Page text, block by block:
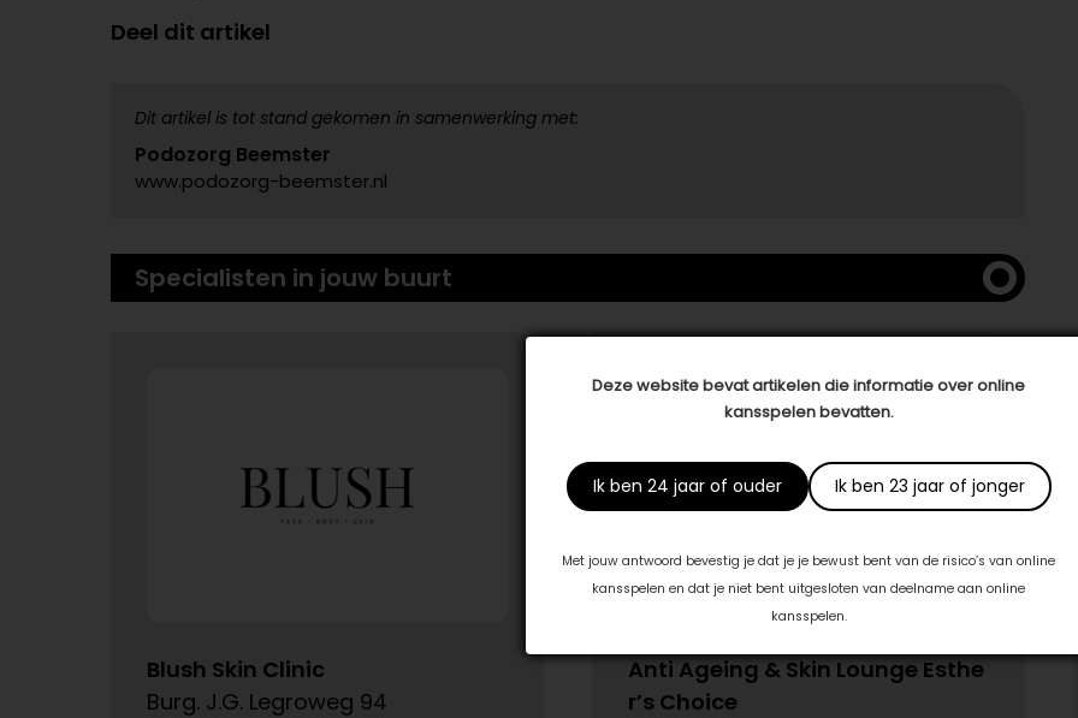
Deze website bevat artikelen die informatie over online
kansspelen bevatten.
Ik ben 24 jaar of ouder Ik ben 23 jaar of jonger
Met jouw antwoord bevestig je dat je je bewust bent van de risico’s van online
kansspelen en dat je niet bent uitgesloten van deelname aan online
kansspelen.
Deel dit artikel
Dit artikel is tot stand gekomen in samenwerking met:
Podozorg Beemster
www.podozorg-beemster.nl
Specialisten in jouw buurt
Blush Skin Clinic
Burg. J.G. Legroweg 94
Anti Ageing & Skin Lounge Esthe
r’s Choice